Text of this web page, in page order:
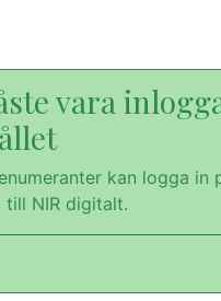
vara
kan logga in
NIR digitalt.